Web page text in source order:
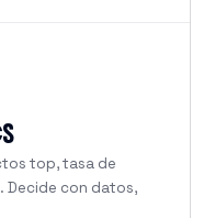
top, tasa de
Decide con datos,